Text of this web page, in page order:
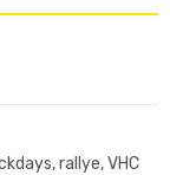
rallye, VHC